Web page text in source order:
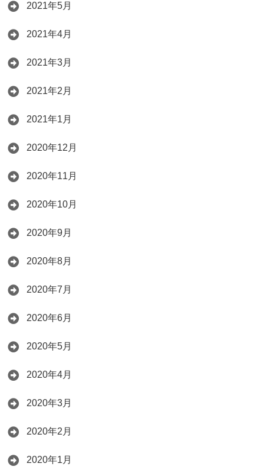
2021年5月
2021年4月
2021年3月
2021年2月
2021年1月
2020年12月
2020年11月
2020年10月
2020年9月
2020年8月
2020年7月
2020年6月
2020年5月
2020年4月
2020年3月
2020年2月
2020年1月